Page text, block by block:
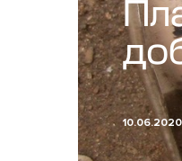
10.06.2020